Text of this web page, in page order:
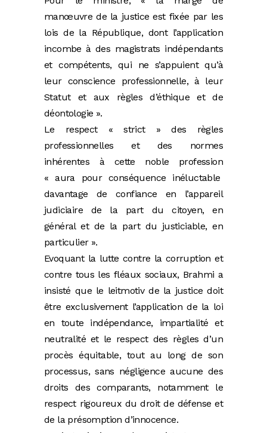
manœuvre de la justice est fixée par les
lois de la République, dont l’application
incombe à des magistrats indépendants
et compétents, qui ne s’appuient qu’à
leur conscience professionnelle, à leur
Statut et aux règles d’éthique et de
déontologie ».
Le respect « strict » des règles
professionnelles et des normes
inhérentes à cette noble profession
« aura pour conséquence inéluctable
davantage de confiance en l’appareil
judiciaire de la part du citoyen, en
général et de la part du justiciable, en
particulier ».
Evoquant la lutte contre la corruption et
contre tous les fléaux sociaux, Brahmi a
insisté que le leitmotiv de la justice doit
être exclusivement l’application de la loi
en toute indépendance, impartialité et
neutralité et le respect des règles d’un
procès équitable, tout au long de son
processus, sans négligence aucune des
droits des comparants, notamment le
respect rigoureux du droit de défense et
de la présomption d’innocence.